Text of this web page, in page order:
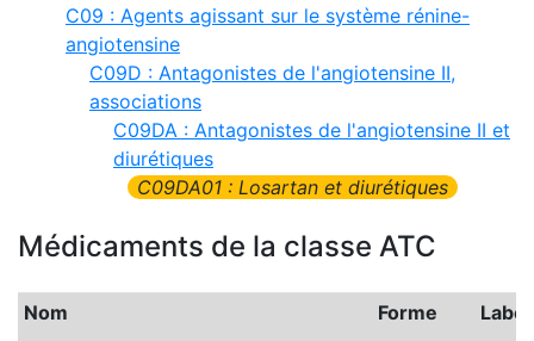
C09 : Agents agissant sur le système rénine-
angiotensine
C09D : Antagonistes de l'angiotensine II,
associations
C09DA : Antagonistes de l'angiotensine II et
diurétiques
C09DA01 : Losartan et diurétiques
Médicaments de la classe ATC
Nom Forme